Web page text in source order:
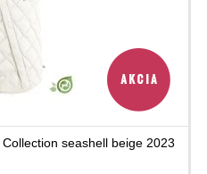
seashell beige 2023